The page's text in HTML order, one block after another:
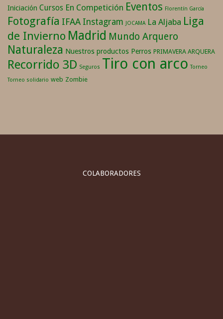
Iniciación Cursos En Competición Eventos Florentín García
Fotografía IFAA Instagram JOCAMA La Aljaba Liga
de Invierno Madrid Mundo Arquero
Naturaleza Nuestros productos Perros PRIMAVERA ARQUERA
Recorrido 3D Seguros Tiro con arco Torneo
Torneo solidario web Zombie
COLABORADORES